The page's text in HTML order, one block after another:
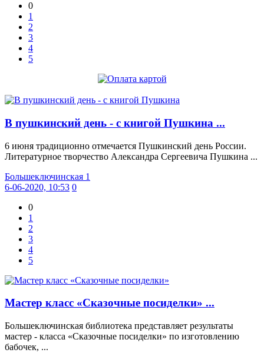
0
1
2
3
4
5
В пушкинский день - с книгой Пушкина ...
6 июня традиционно отмечается Пушкинский день России.
Литературное творчество Александра Сергеевича Пушкина ...
Большеключинская 1
6-06-2020, 10:53 0
0
1
2
3
4
5
Мастер класс «Сказочные посиделки» ...
Большеключинская библиотека представляет результаты
мастер - класса «Сказочные посиделки» по изготовлению
бабочек, ...